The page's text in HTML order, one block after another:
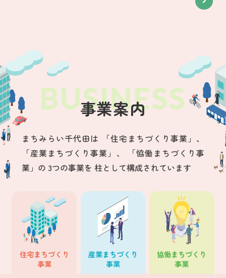
事業案内
まちみらい千代田は
「住宅まちづくり事業」、
「産業まちづくり事業」、
「恊働まちづくり事
業」の 3つの事業を 柱として構成されています
住宅まちづくり
事業
産業まちづくり
事業
協働まちづくり
事業